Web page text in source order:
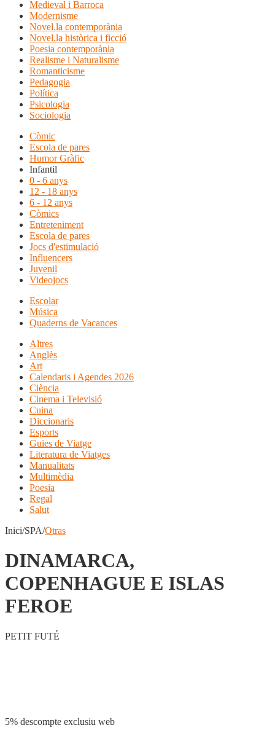
Medieval i Barroca
Modernisme
Novel.la contemporània
Novel.la històrica i ficció
Poesia contemporània
Realisme i Naturalisme
Romanticisme
Pedagogia
Política
Psicologia
Sociologia
Còmic
Escola de pares
Humor Gràfic
Infantil
0 - 6 anys
12 - 18 anys
6 - 12 anys
Còmics
Entreteniment
Escola de pares
Jocs d'estimulació
Influencers
Juvenil
Videojocs
Escolar
Música
Quaderns de Vacances
Altres
Anglès
Art
Calendaris i Agendes 2026
Ciència
Cinema i Televisió
Cuina
Diccionaris
Esports
Guies de Viatge
Literatura de Viatges
Manualitats
Multimèdia
Poesia
Regal
Salut
Inici/SPA/Otras
DINAMARCA,
COPENHAGUE E ISLAS
FEROE
PETIT FUTÉ
5% descompte exclusiu web